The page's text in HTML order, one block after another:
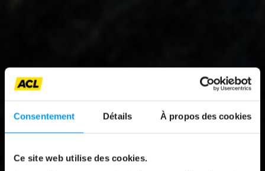
Consentement Détails À propos des cookies
Ce site web utilise des cookies.
News